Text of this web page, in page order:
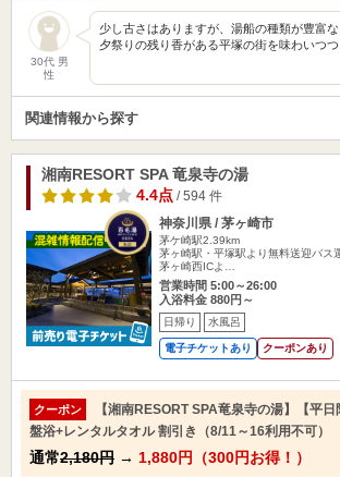
30代 男
性
少し古さはありますが、湯船の種類が豊富
夕祭りの残り香がある平塚の街を味わいつ
関連情報から探す
湘南RESORT SPA 竜泉寺の湯
4.4点/ 594 件
神奈川県 / 茅ヶ崎市
茅ケ崎駅2.39km
茅ヶ崎駅・平塚駅より無料送迎バス
茅ヶ崎西ICよ…
営業時間 5:00～26:00
入浴料金 880円～
日帰り 水風呂
電子チケットあり クーポンあり
クーポン
【湘南RESORT SPA竜泉寺の湯】【平
盤浴+レンタルタオル 割引き（8/11～16利用不可）
通常2,180円 → 1,880円（300円お得！）